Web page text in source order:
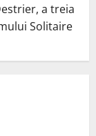
a treia
Solitaire